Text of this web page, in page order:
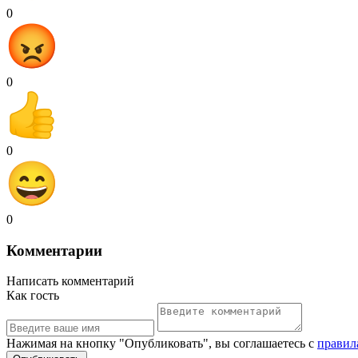
0
0
0
0
Комментарии
Написать комментарий
Как гость
Нажимая на кнопку "Опубликовать", вы соглашаетесь с